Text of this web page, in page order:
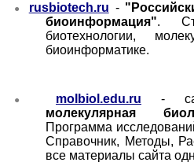
● rusbiotech.ru -
биоинформация".
биотехнологии,
биоинформатике.
● molbiol.edu.ru -
молекулярная
Программа
Справочник, Методы,
все материалы сайта